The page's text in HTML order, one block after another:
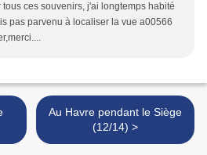
tous ces souvenirs, j'ai longtemps habité
pas parvenu à localiser la vue a00566
Au Havre pendant le Siège
(12/14) >